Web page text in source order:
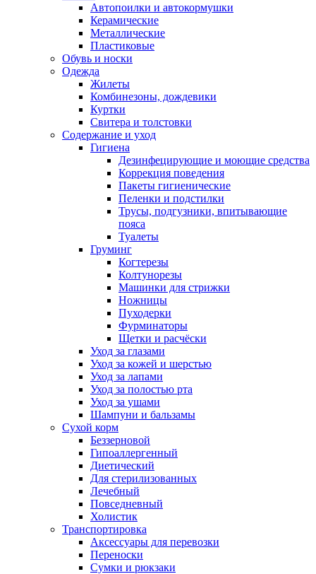
Автопоилки и автокормушки
Керамические
Металлические
Пластиковые
Обувь и носки
Одежда
Жилеты
Комбинезоны, дождевики
Куртки
Свитера и толстовки
Содержание и уход
Гигиена
Дезинфецирующие и моющие средства
Коррекция поведения
Пакеты гигиенические
Пеленки и подстилки
Трусы, подгузники, впитывающие
пояса
Туалеты
Груминг
Когтерезы
Колтунорезы
Машинки для стрижки
Ножницы
Пуходерки
Фурминаторы
Щетки и расчёски
Уход за глазами
Уход за кожей и шерстью
Уход за лапами
Уход за полостью рта
Уход за ушами
Шампуни и бальзамы
Сухой корм
Беззерновой
Гипоаллергенный
Диетический
Для стерилизованных
Лечебный
Повседневный
Холистик
Транспортировка
Аксессуары для перевозки
Переноски
Сумки и рюкзаки